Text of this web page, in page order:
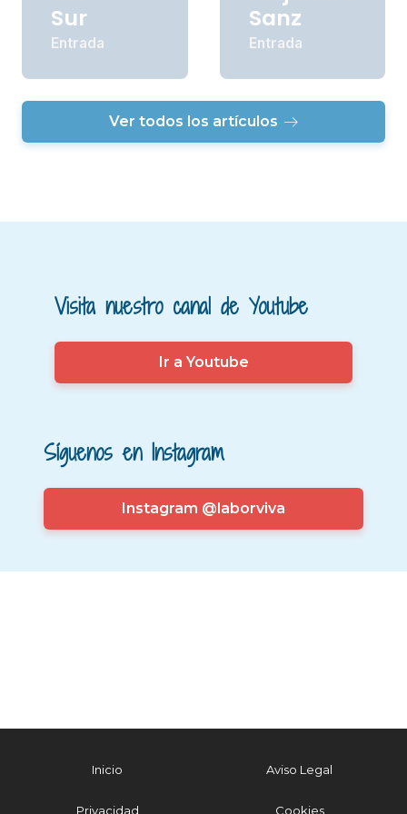
Sur
Entrada
Sanz
Entrada
Ver todos los artículos
Visita nuestro canal de Youtube
Ir a Youtube
Síguenos en Instagram
Instagram @laborviva
Inicio Aviso Legal
Privacidad Cookies